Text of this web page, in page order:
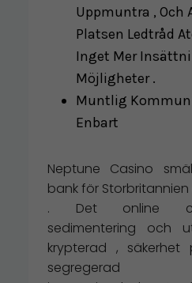
Uppmuntra , Och
Platsen Ledtråd
Inget Mer
Möjligheter .
Muntlig
Enbart
Neptune Casino
bank för
. Det online
sedimentering och
krypterad ,
segregerad